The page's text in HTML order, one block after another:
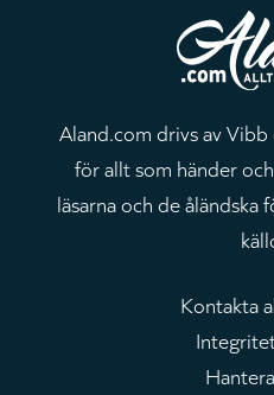
Aland.com drivs av
för allt som händer
läsarna och de åländska
Kontakta